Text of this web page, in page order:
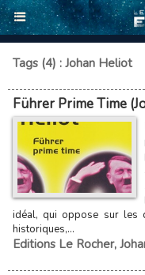
Tags (4) : Johan Heliot
Führer Prime Time
idéal, qui oppose sur les
historiques,...
Editions Le Rocher,